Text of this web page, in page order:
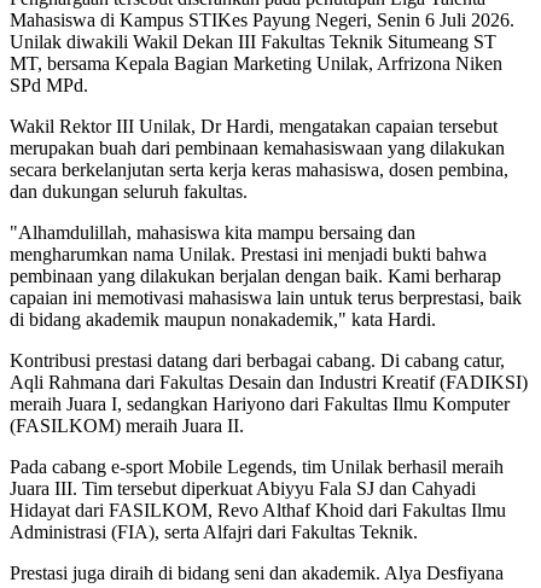
Mahasiswa di Kampus STIKes Payung Negeri, Senin 6 Juli 2026.
Unilak diwakili Wakil Dekan III Fakultas Teknik Situmeang ST
MT, bersama Kepala Bagian Marketing Unilak, Arfrizona Niken
SPd MPd.
Wakil Rektor III Unilak, Dr Hardi, mengatakan capaian tersebut
merupakan buah dari pembinaan kemahasiswaan yang dilakukan
secara berkelanjutan serta kerja keras mahasiswa, dosen pembina,
dan dukungan seluruh fakultas.
"Alhamdulillah, mahasiswa kita mampu bersaing dan
mengharumkan nama Unilak. Prestasi ini menjadi bukti bahwa
pembinaan yang dilakukan berjalan dengan baik. Kami berharap
capaian ini memotivasi mahasiswa lain untuk terus berprestasi, baik
di bidang akademik maupun nonakademik," kata Hardi.
Kontribusi prestasi datang dari berbagai cabang. Di cabang catur,
Aqli Rahmana dari Fakultas Desain dan Industri Kreatif (FADIKSI)
meraih Juara I, sedangkan Hariyono dari Fakultas Ilmu Komputer
(FASILKOM) meraih Juara II.
Pada cabang e-sport Mobile Legends, tim Unilak berhasil meraih
Juara III. Tim tersebut diperkuat Abiyyu Fala SJ dan Cahyadi
Hidayat dari FASILKOM, Revo Althaf Khoid dari Fakultas Ilmu
Administrasi (FIA), serta Alfajri dari Fakultas Teknik.
Prestasi juga diraih di bidang seni dan akademik. Alya Desfiyana